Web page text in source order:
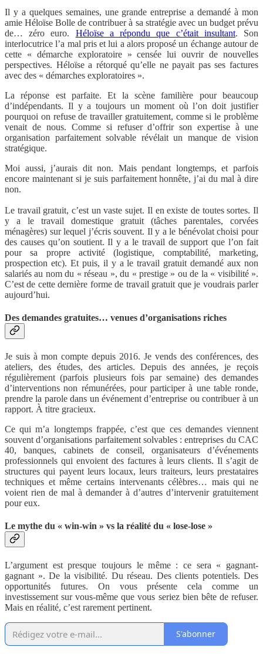
Il y a quelques semaines, une grande entreprise a demandé à mon
amie Héloïse Bolle de contribuer à sa stratégie avec un budget prévu
de… zéro euro. Héloïse a répondu que c’était insultant. Son
interlocutrice l’a mal pris et lui a alors proposé un échange autour de
cette « démarche exploratoire » censée lui ouvrir de nouvelles
perspectives. Héloïse a rétorqué qu’elle ne payait pas ses factures
avec des « démarches exploratoires ».
La réponse est parfaite. Et la scène familière pour beaucoup
d’indépendants. Il y a toujours un moment où l’on doit justifier
pourquoi on refuse de travailler gratuitement, comme si le problème
venait de nous. Comme si refuser d’offrir son expertise à une
organisation parfaitement solvable révélait un manque de vision
stratégique.
Moi aussi, j’aurais dit non. Mais pendant longtemps, et parfois
encore maintenant si je suis parfaitement honnête, j’ai du mal à dire
non.
Le travail gratuit, c’est un vaste sujet. Il en existe de toutes sortes. Il
y a le travail domestique gratuit (tâches parentales, corvées
ménagères) sur lequel j’écris souvent. Il y a le bénévolat choisi pour
des causes qu’on soutient. Il y a le travail de support que l’on fait
pour sa propre activité (logistique, comptabilité, marketing,
prospection etc). Et puis, il y a le travail gratuit demandé aux non
salariés au nom du « réseau », du « prestige » ou de la « visibilité ».
C’est de cette dernière forme de travail gratuit que je voudrais parler
aujourd’hui.
Des demandes gratuites… venues d’organisations riches
Je suis à mon compte depuis 2016. Je vends des conférences, des
ateliers, des études, des articles. Depuis des années, je reçois
régulièrement (parfois plusieurs fois par semaine) des demandes
d’interventions non rémunérées, pour participer à une table ronde,
prendre la parole dans un événement d’entreprise ou contribuer à un
rapport. À titre gracieux.
Ce qui m’a longtemps frappée, c’est que ces demandes viennent
souvent d’organisations parfaitement solvables : entreprises du CAC
40, banques, cabinets de conseil, organisateurs d’événements
professionnels qui envoient des factures à leurs clients. Il s’agit de
structures qui payent leurs locaux, leurs traiteurs, leurs prestataires
techniques et même certains intervenants célèbres… mais qui ne
voient rien de mal à demander à d’autres d’intervenir gratuitement
pour eux.
Le mythe du « win-win » vs la réalité du « lose-lose »
L’argument est presque toujours le même : ce sera « gagnant-
gagnant ». De la visibilité. Du réseau. Des clients potentiels. Des
opportunités futures. On vous présente cela comme un
investissement sur vous-même que vous seriez bien bête de refuser.
Mais en réalité, c’est rarement pertinent.
S'abonner